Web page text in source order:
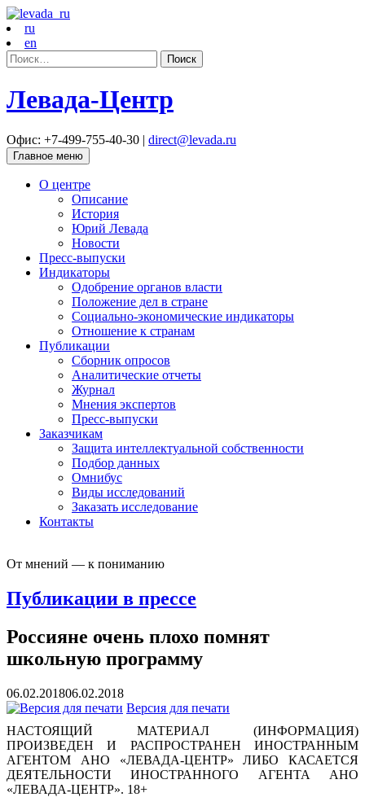
ru
en
Найти:
Левада-Центр
Офис: +7-499-755-40-30 | direct@levada.ru
Главное меню
О центре
Описание
История
Юрий Левада
Новости
Пресс-выпуски
Индикаторы
Одобрение органов власти
Положение дел в стране
Социально-экономические индикаторы
Отношение к странам
Публикации
Сборник опросов
Аналитические отчеты
Журнал
Мнения экспертов
Пресс-выпуски
Заказчикам
Защита интеллектуальной собственности
Подбор данных
Омнибус
Виды исследований
Заказать исследование
Контакты
От мнений — к пониманию
Публикации в прессе
Россияне очень плохо помнят
школьную программу
06.02.201806.02.2018
Версия для печати
НАСТОЯЩИЙ МАТЕРИАЛ (ИНФОРМАЦИЯ)
ПРОИЗВЕДЕН И РАСПРОСТРАНЕН ИНОСТРАННЫМ
АГЕНТОМ АНО «ЛЕВАДА-ЦЕНТР» ЛИБО КАСАЕТСЯ
ДЕЯТЕЛЬНОСТИ ИНОСТРАННОГО АГЕНТА АНО
«ЛЕВАДА-ЦЕНТР». 18+